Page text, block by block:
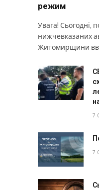
режим
Увага! Сьогодні,
нижчевказаних
Житомирщини
7
7